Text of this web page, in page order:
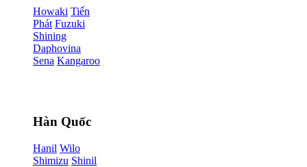
Howaki Tiến
Phát Fuzuki
Shining
Daphovina
Sena Kangaroo
Hàn Quốc
Hanil Wilo
Shimizu Shinil